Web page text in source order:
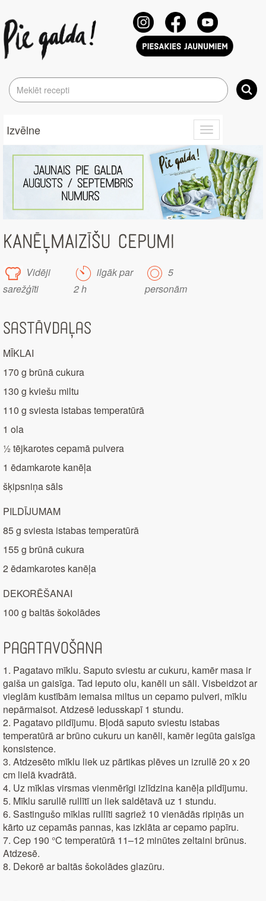
Toggle
navigation
Izvēlne
KANĒĻMAIZĪŠU CEPUMI
Vidēji
sarežģīti
ilgāk par
2 h
5
personām
Sastāvdaļas
MĪKLAI
170 g brūnā cukura
130 g kviešu miltu
110 g sviesta istabas temperatūrā
1 ola
½ tējkarotes cepamā pulvera
1 ēdamkarote kanēļa
šķipsniņa sāls
PILDĪJUMAM
85 g sviesta istabas temperatūrā
155 g brūnā cukura
2 ēdamkarotes kanēļa
DEKORĒŠANAI
100 g baltās šokolādes
Pagatavošana
1. Pagatavo mīklu. Saputo sviestu ar cukuru, kamēr masa ir
gaiša un gaisīga. Tad ieputo olu, kanēli un sāli. Visbeidzot ar
vieglām kustībām iemaisa miltus un cepamo pulveri, mīklu
nepārmaisot. Atdzesē ledusskapī 1 stundu.
2. Pagatavo pildījumu. Bļodā saputo sviestu istabas
temperatūrā ar brūno cukuru un kanēli, kamēr iegūta gaisīga
konsistence.
3. Atdzesēto mīklu liek uz pārtikas plēves un izrullē 20 x 20
cm lielā kvadrātā.
4. Uz mīklas virsmas vienmērīgi izlīdzina kanēļa pildījumu.
5. Mīklu sarullē rullītī un liek saldētavā uz 1 stundu.
6. Sastingušo mīklas rullīti sagriež 10 vienādās ripiņās un
kārto uz cepamās pannas, kas izklāta ar cepamo papīru.
7. Cep 190 °C temperatūrā 11–12 minūtes zeltaini brūnus.
Atdzesē.
8. Dekorē ar baltās šokolādes glazūru.